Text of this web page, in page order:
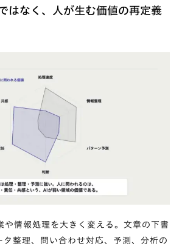
はなく、人が生む価値の再定義
や情報処理を大きく変える。文章の下書
タ整理、問い合わせ対応、予測、分析の